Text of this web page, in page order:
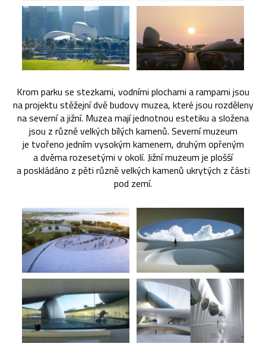
Krom parku se stezkami, vodními plochami a rampami jsou
na projektu stěžejní dvě budovy muzea, které jsou rozděleny
na severní a jižní. Muzea mají jednotnou estetiku a složena
jsou z různě velkých bílých kamenů. Severní muzeum
je tvořeno jedním vysokým kamenem, druhým opřeným
a dvěma rozesetými v okolí. Jižní muzeum je plošší
a poskládáno z pěti různě velkých kamenů ukrytých z části
pod zemí.